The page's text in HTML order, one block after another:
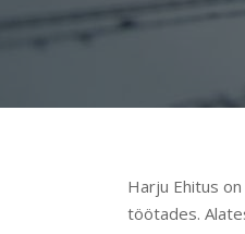
Harju Ehitus
töötades.